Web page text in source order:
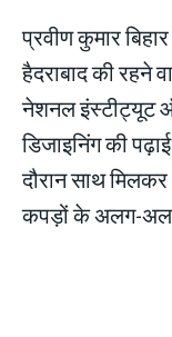
प्रवीण कुमार
हैदराबाद की रहने
नेशनल इंस्टीट्यूट
डिजाइनिंग की
दौरान साथ
कपड़ों के अलग-